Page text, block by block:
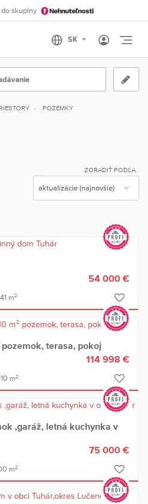
skupiny
POZEMKY
ZORADIŤ PODĽA
m2
54 000 €
pozemok, terasa, pokoj
m2
114 998 €
,garáž, letná kuchynka v
m2
75 000 €